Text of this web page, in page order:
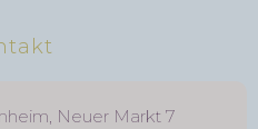
Neuer Markt 7